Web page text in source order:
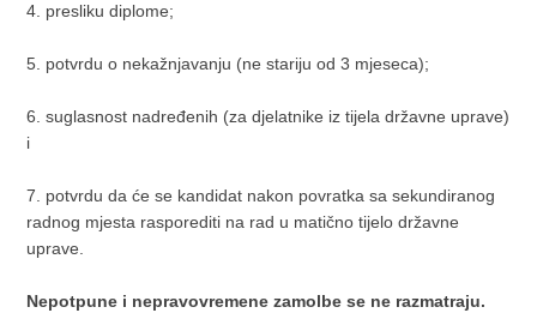
4. presliku diplome;
5. potvrdu o nekažnjavanju (ne stariju od 3 mjeseca);
6. suglasnost nadređenih (za djelatnike iz tijela državne uprave)
i
7. potvrdu da će se kandidat nakon povratka sa sekundiranog
radnog mjesta rasporediti na rad u matično tijelo državne
uprave.
Nepotpune i nepravovremene zamolbe se ne razmatraju.